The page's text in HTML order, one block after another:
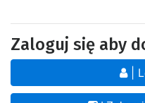
Zaloguj się aby
|